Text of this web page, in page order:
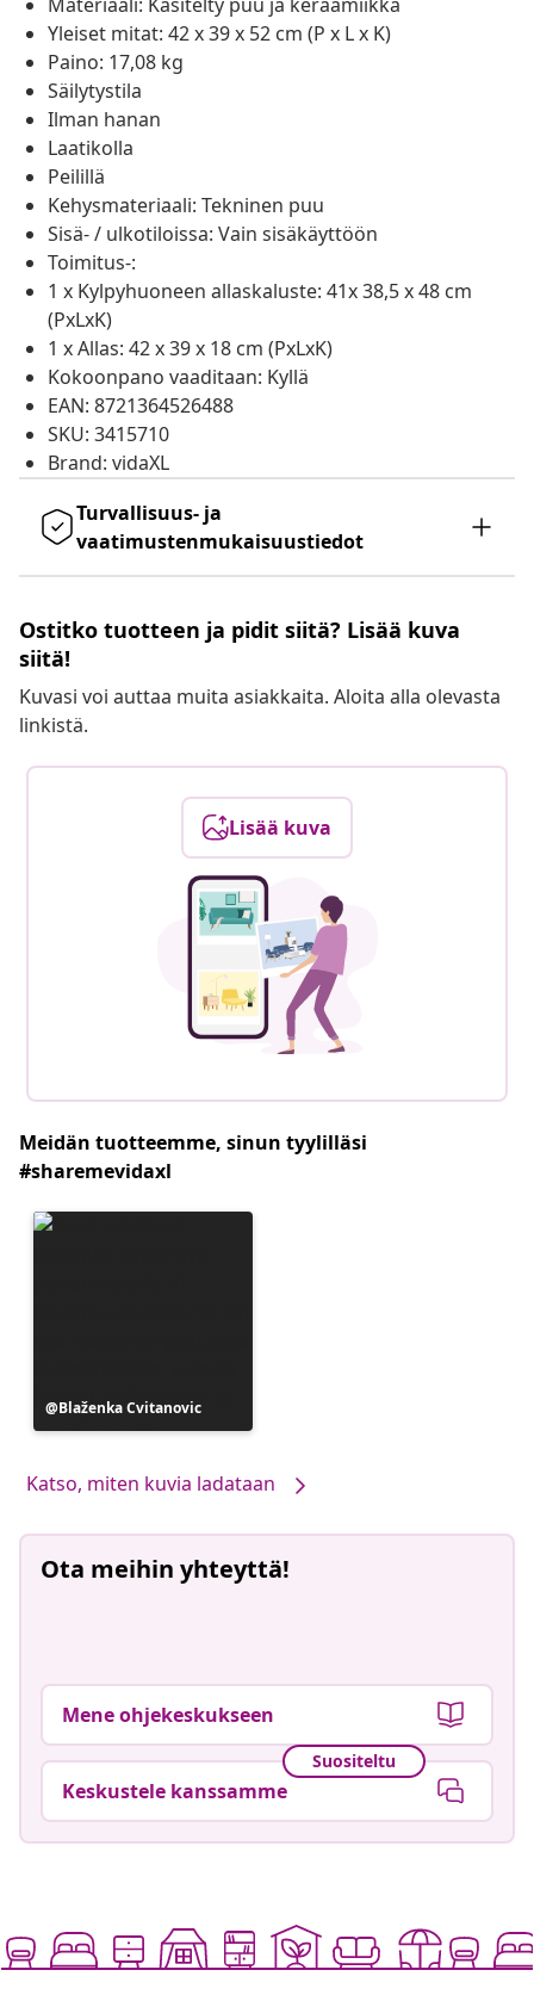
Yleiset mitat: 42 x 39 x 52 cm (P x L x K)
Paino: 17,08 kg
Säilytystila
Ilman hanan
Laatikolla
Peilillä
Kehysmateriaali: Tekninen puu
Sisä- / ulkotiloissa: Vain sisäkäyttöön
Toimitus-:
1 x Kylpyhuoneen allaskaluste: 41x 38,5 x 48 cm
(PxLxK)
1 x Allas: 42 x 39 x 18 cm (PxLxK)
Kokoonpano vaaditaan: Kyllä
EAN: 8721364526488
SKU: 3415710
Brand: vidaXL
Turvallisuus- ja
vaatimustenmukaisuustiedot
Ostitko tuotteen ja pidit siitä? Lisää kuva
siitä!
Kuvasi voi auttaa muita asiakkaita. Aloita alla olevasta
linkistä.
Lisää kuva
Meidän tuotteemme, sinun tyylilläsi
#sharemevidaxl
Julkaissut
Blaženka Cvitanovic
Katso, miten kuvia ladataan
Ota meihin yhteyttä!
Mene ohjekeskukseen
Suositeltu
Keskustele kanssamme